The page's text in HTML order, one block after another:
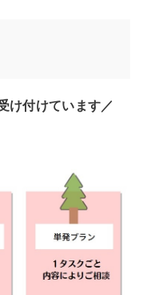
け付けています／